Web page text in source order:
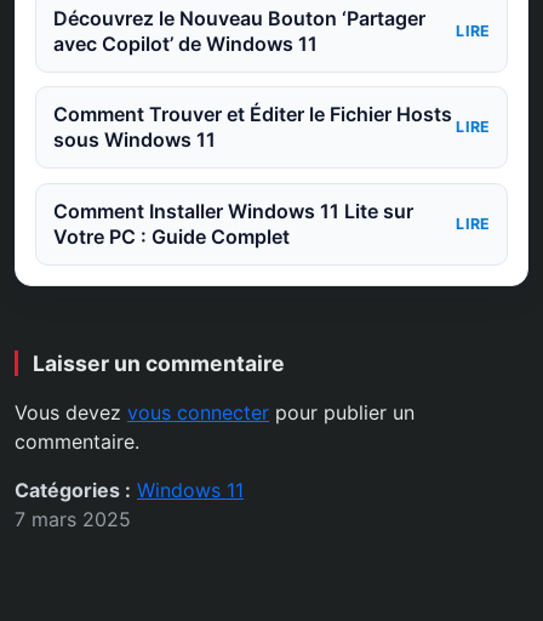
Découvrez le Nouveau Bouton ‘Partager
avec Copilot’ de Windows 11
LIRE
Comment Trouver et Éditer le Fichier Hosts
sous Windows 11
LIRE
Comment Installer Windows 11 Lite sur
Votre PC : Guide Complet
LIRE
Laisser un commentaire
Vous devez vous connecter pour publier un
commentaire.
Catégories : Windows 11
7 mars 2025